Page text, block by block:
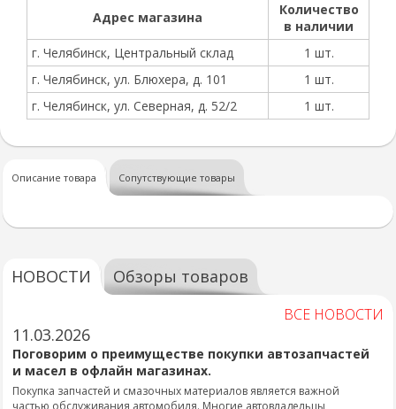
Адрес магазина
Количество
в наличии
г. Челябинск, Центральный склад
1 шт.
г. Челябинск, ул. Блюхера, д. 101
1 шт.
г. Челябинск, ул. Северная, д. 52/2
1 шт.
Описание товара Сопутствующие товары
НОВОСТИ Обзоры товаров
ВСЕ НОВОСТИ
11.03.2026
Поговорим о преимуществе покупки автозапчастей
и масел в офлайн магазинах.
Покупка запчастей и смазочных материалов является важной
частью обслуживания автомобиля. Многие автовладельцы